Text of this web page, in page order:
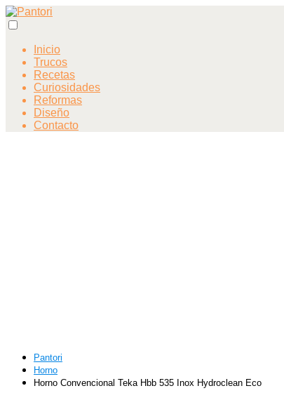
Inicio
Trucos
Recetas
Curiosidades
Reformas
Diseño
Contacto
Pantori
Horno
Horno Convencional Teka Hbb 535 Inox Hydroclean Eco